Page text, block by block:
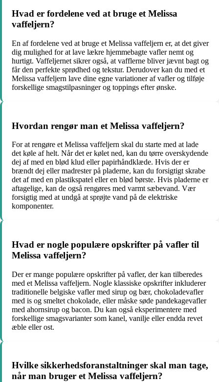
Hvad er fordelene ved at bruge et Melissa
vaffeljern?
En af fordelene ved at bruge et Melissa vaffeljern er, at det giver
dig mulighed for at lave lækre hjemmebagte vafler nemt og
hurtigt. Vaffeljernet sikrer også, at vafflerne bliver jævnt bagt og
får den perfekte sprødhed og tekstur. Derudover kan du med et
Melissa vaffeljern lave dine egne variationer af vafler og tilføje
forskellige smagstilpasninger og toppings efter ønske.
Hvordan rengør man et Melissa vaffeljern?
For at rengøre et Melissa vaffeljern skal du starte med at lade
det køle af helt. Når det er kølet ned, kan du tørre overskydende
dej af med en blød klud eller papirhåndklæde. Hvis der er
brændt dej eller madrester på pladerne, kan du forsigtigt skrabe
det af med en plastikspatel eller en blød børste. Hvis pladerne er
aftagelige, kan de også rengøres med varmt sæbevand. Vær
forsigtig med at undgå at sprøjte vand på de elektriske
komponenter.
Hvad er nogle populære opskrifter på vafler til
Melissa vaffeljern?
Der er mange populære opskrifter på vafler, der kan tilberedes
med et Melissa vaffeljern. Nogle klassiske opskrifter inkluderer
traditionelle belgiske vafler med sirup og bær, chokoladevafler
med is og smeltet chokolade, eller måske søde pandekagevafler
med ahornsirup og bacon. Du kan også eksperimentere med
forskellige smagsvarianter som kanel, vanilje eller endda revet
æble eller ost.
Hvilke sikkerhedsforanstaltninger skal man tage,
når man bruger et Melissa vaffeljern?